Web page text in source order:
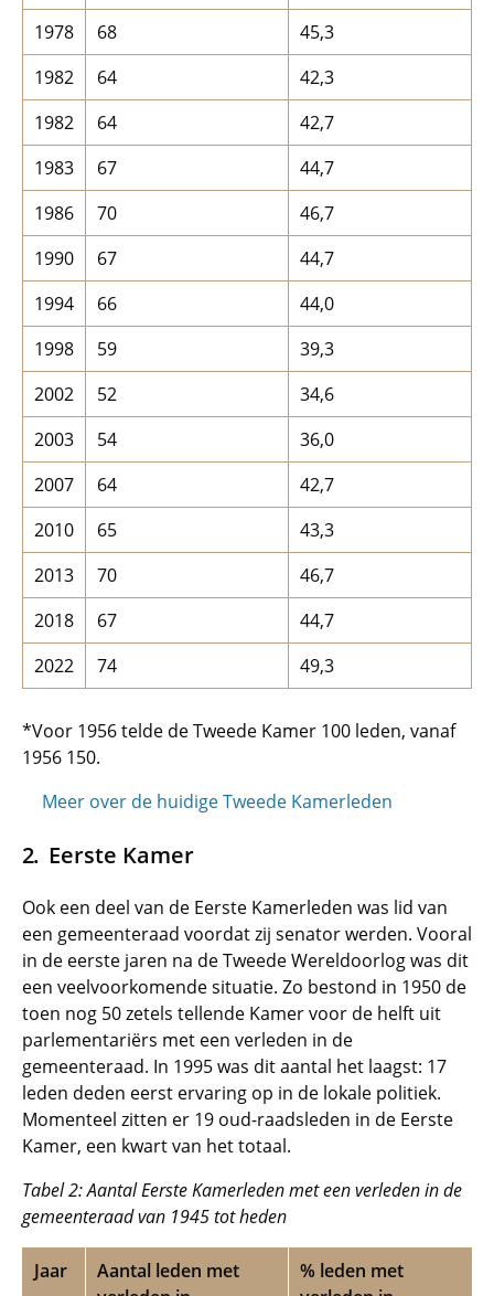
1978
68
45,3
1982
64
42,3
1982
64
42,7
1983
67
44,7
1986
70
46,7
1990
67
44,7
1994
66
44,0
1998
59
39,3
2002
52
34,6
2003
54
36,0
2007
64
42,7
2010
65
43,3
2013
70
46,7
2018
67
44,7
2022
74 49,3
*Voor 1956 telde de Tweede Kamer 100 leden, vanaf
1956 150.
Meer over de huidige Tweede Kamerleden
Eerste Kamer
Ook een deel van de Eerste Kamerleden was lid van
een gemeenteraad voordat zij senator werden. Vooral
in de eerste jaren na de Tweede Wereldoorlog was dit
een veelvoorkomende situatie. Zo bestond in 1950 de
toen nog 50 zetels tellende Kamer voor de helft uit
parlementariërs met een verleden in de
gemeenteraad. In 1995 was dit aantal het laagst: 17
leden deden eerst ervaring op in de lokale politiek.
Momenteel zitten er 19 oud-raadsleden in de Eerste
Kamer, een kwart van het totaal.
Tabel 2: Aantal Eerste Kamerleden met een verleden in de
gemeenteraad van 1945 tot heden
Jaar
Aantal leden met
% leden met